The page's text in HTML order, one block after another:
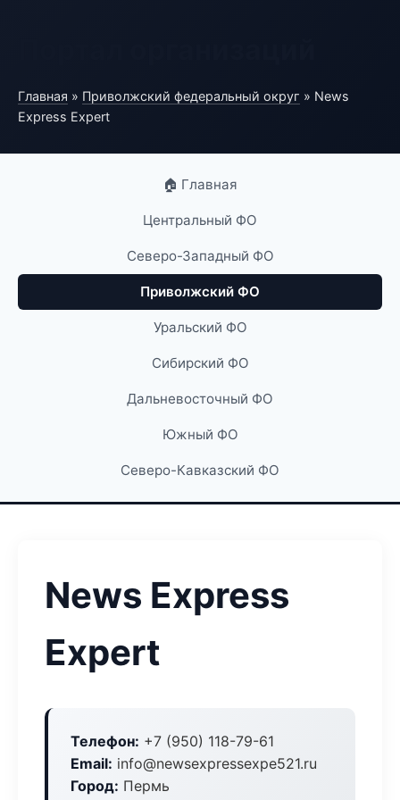
Главная » Приволжский федеральный округ » News
Express Expert
🏠 Главная
Центральный ФО
Северо-Западный ФО
Приволжский ФО
Уральский ФО
Сибирский ФО
Дальневосточный ФО
Южный ФО
Северо-Кавказский ФО
News Express
Expert
Телефон: +7 (950) 118-79-61
Email: info@newsexpressexpe521.ru
Город: Пермь